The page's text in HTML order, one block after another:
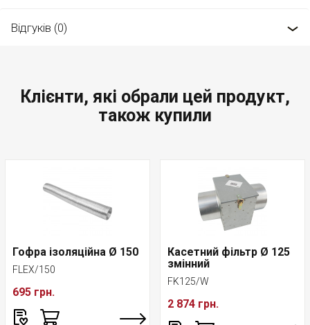
Відгуків (0)
Клієнти, які обрали цей продукт,
також купили
Гофра ізоляційна Ø 150
FLEX/150
695 грн.
Касетний фільтр Ø 125
змінний
FK125/W
2 874 грн.